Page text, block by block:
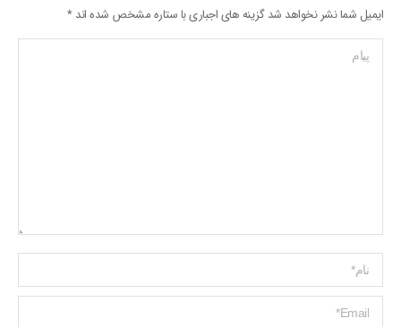
ایمیل شما نشر نخواهد شد گزینه های اجباری با ستاره مشخص شده اند*
پیام
Name *
ایمیل *